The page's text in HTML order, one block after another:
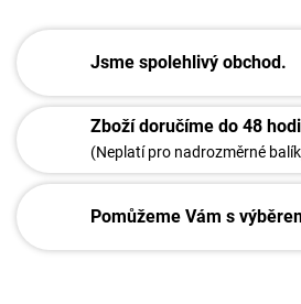
Jsme spolehlivý obchod.
Zboží doručíme do 48
(Neplatí pro nadrozměrné
Pomůžeme Vám s